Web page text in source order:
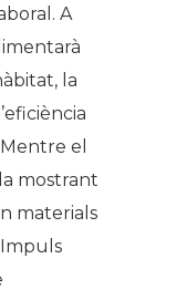
A
la
el
mostrant
materials